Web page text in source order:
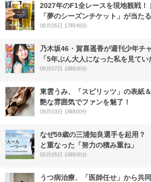
2027年のF1全レースを現地観戦！
「夢のシーズンチケット」が当たる
08月05日 17時48分
乃木坂46・賀喜遥香が週刊少年チ
「5年ぶん大人になった私を見てい
08月07日 18時00分
東雲うみ、「スピリッツ」の表紙
艶な雰囲気でファンを魅了！
08月03日 18時00分
なぜ59歳の三浦知良選手を起用
と重なった「努力の積み重ね」
08月05日 16時00分
うつ病治療、「医師任せ」から共